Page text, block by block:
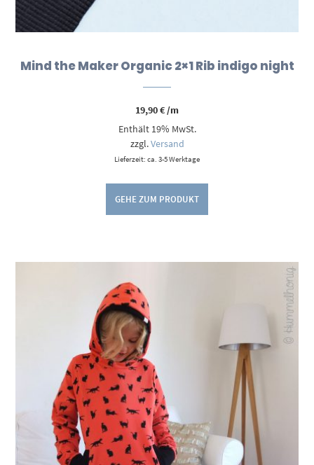
Mind the Maker Organic 2×1 Rib indigo night
19,90€/m
Enthält 19% MwSt.
zzgl.Versand
Lieferzeit: ca. 3-5 Werktage
GEHE ZUM PRODUKT